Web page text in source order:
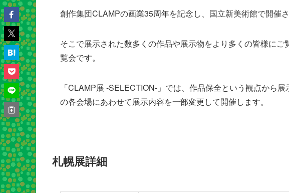
創作集団CLAMPの画業35周年を記念し、国立新美術館で開催
そこで展示された数多くの作品や展示物をより多くの皆様に
覧会です。
「CLAMP展 -SELECTION-」では、作品保全という観点から
の各会場にあわせて展示内容を一部変更して開催します。
札幌展詳細